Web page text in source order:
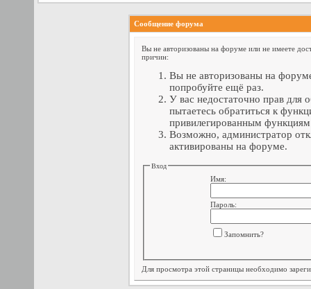
Сообщение форума
Вы не авторизованы на форуме или не имеете
причин:
Вы не авторизованы на
попробуйте ещё раз.
У вас недостаточно прав для
пытаетесь обратиться к
привилегированным
Возможно, администратор
активированы на форуме.
Вход
Имя:
Пароль:
Запомнить?
Для просмотра этой страницы необходимо